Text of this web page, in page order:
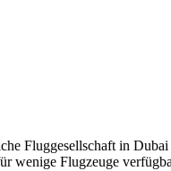
Fluggesellschaft in
wenige Flugzeuge